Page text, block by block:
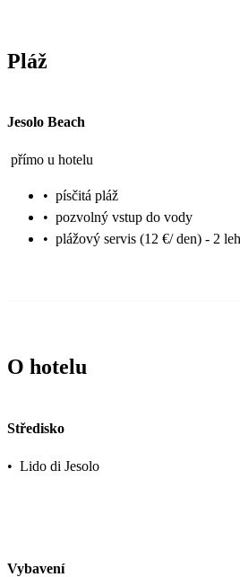
Pláž
Jesolo Beach
přímo u hotelu
• písčitá pláž
• pozvolný vstup do vody
• plážový servis (12 €/ den) - 2
O hotelu
Středisko
• Lido di Jesolo
Vybavení